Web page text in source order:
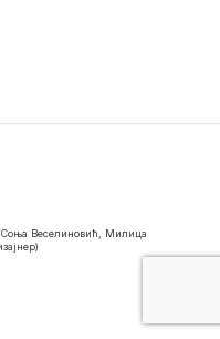
Веселиновић, Милица